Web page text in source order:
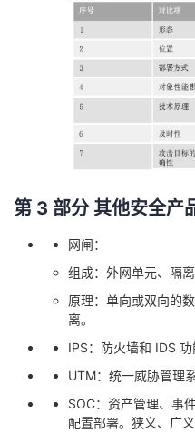
第 3 部分 其他安全产
网闸：
组成：外网单元、隔
原理：单向或双向的
离。
IPS：防火墙和 IDS 功
UTM：统一威胁管理系
SOC：资产管理、事
配置部署。狭义、广